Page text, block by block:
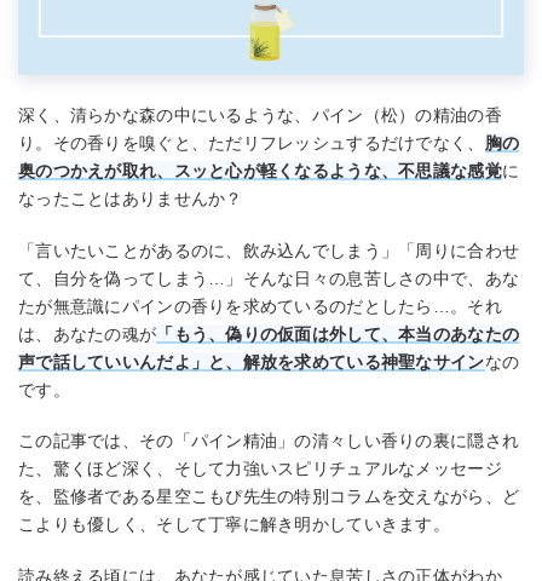
深く、清らかな森の中にいるような、パイン（松）の精油の香
り。その香りを嗅ぐと、ただリフレッシュするだけでなく、 胸の
奥のつかえが取れ、スッと心が軽くなるような、不思議な感覚に
なったことはありませんか？
「言いたいことがあるのに、飲み込んでしまう」「周りに合わせ
て、自分を偽ってしまう…」そんな日々の息苦しさの中で、あな
たが無意識にパインの香りを求めているのだとしたら…。それ
は、あなたの魂が 「もう、偽りの仮面は外して、本当のあなたの
声で話していいんだよ」と、解放を求めている神聖なサインなの
です。
この記事では、その「パイン精油」の清々しい香りの裏に隠され
た、驚くほど深く、そして力強いスピリチュアルなメッセージ
を、監修者である星空こもぴ先生の特別コラムを交えながら、ど
こよりも優しく、そして丁寧に解き明かしていきます。
読み終える頃には、あなたが感じていた息苦しさの正体がわか